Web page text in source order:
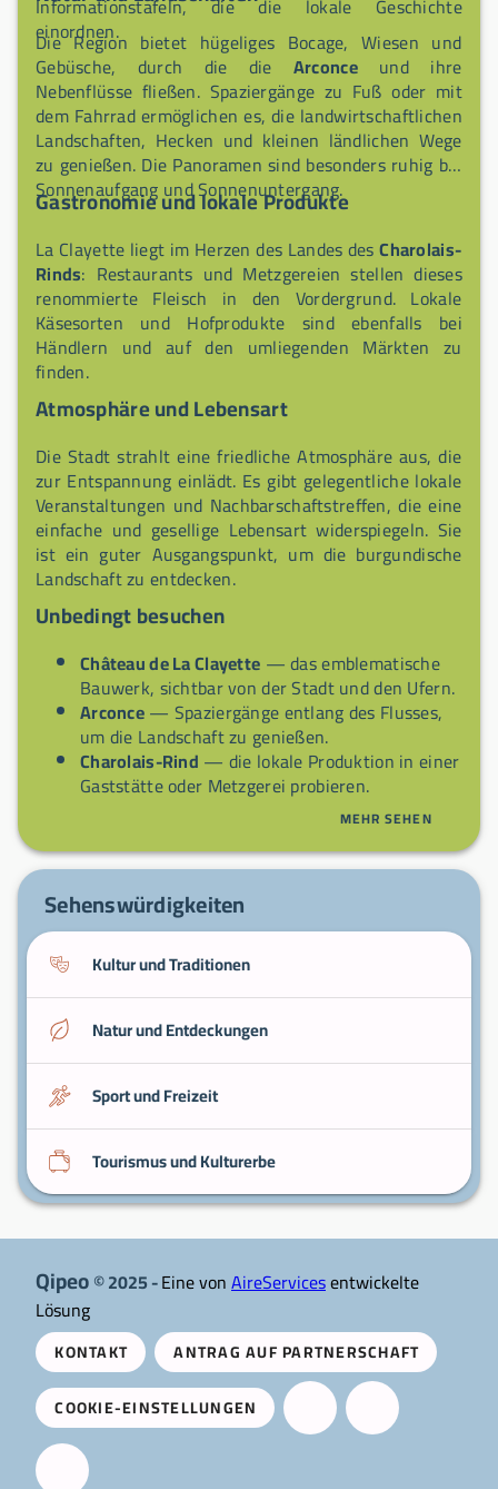
Informationstafeln, die die lokale Geschichte
einordnen.
Die Region bietet hügeliges Bocage, Wiesen und
Gebüsche, durch die die Arconceund ihre
Nebenflüsse fließen. Spaziergänge zu Fuß oder mit
dem Fahrrad ermöglichen es, die landwirtschaftlichen
Landschaften, Hecken und kleinen ländlichen Wege
zu genießen. Die Panoramen sind besonders ruhig bei
Sonnenaufgang und Sonnenuntergang.
Gastronomie und lokale Produkte
La Clayette liegt im Herzen des Landes desCharolais-
Rinds: Restaurants und Metzgereien stellen dieses
renommierte Fleisch in den Vordergrund. Lokale
Käsesorten und Hofprodukte sind ebenfalls bei
Händlern und auf den umliegenden Märkten zu
finden.
Atmosphäre und Lebensart
Die Stadt strahlt eine friedliche Atmosphäre aus, die
zur Entspannung einlädt. Es gibt gelegentliche lokale
Veranstaltungen und Nachbarschaftstreffen, die eine
einfache und gesellige Lebensart widerspiegeln. Sie
ist ein guter Ausgangspunkt, um die burgundische
Landschaft zu entdecken.
Unbedingt besuchen
Château de La Clayette — das emblematische
Bauwerk, sichtbar von der Stadt und den Ufern.
Arconce— Spaziergänge entlang des Flusses,
um die Landschaft zu genießen.
Charolais-Rind — die lokale Produktion in einer
Gaststätte oder Metzgerei probieren.
— durch die Straßen schlendern,
die alten Häuser und die Kirche entdecken.
MEHR SEHEN
Sehenswürdigkeiten
Kultur und Traditionen
Natur und Entdeckungen
Sport und Freizeit
Tourismus und Kulturerbe
Qipeo© 2025 -Eine vonAireServicesentwickelte
Lösung
KONTAKT
ANTRAG AUF PARTNERSCHAFT
COOKIE-EINSTELLUNGEN